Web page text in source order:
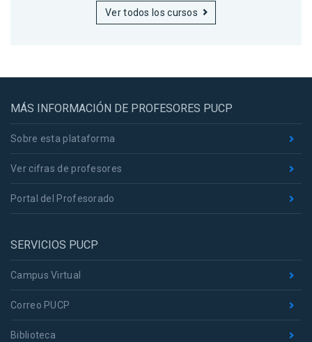
Ver todos los cursos
MÁS INFORMACIÓN DE PROFESORES PUCP
Sobre esta plataforma
Ver cifras de profesores
Portal del Profesorado
SERVICIOS PUCP
Campus Virtual
Correo PUCP
Biblioteca